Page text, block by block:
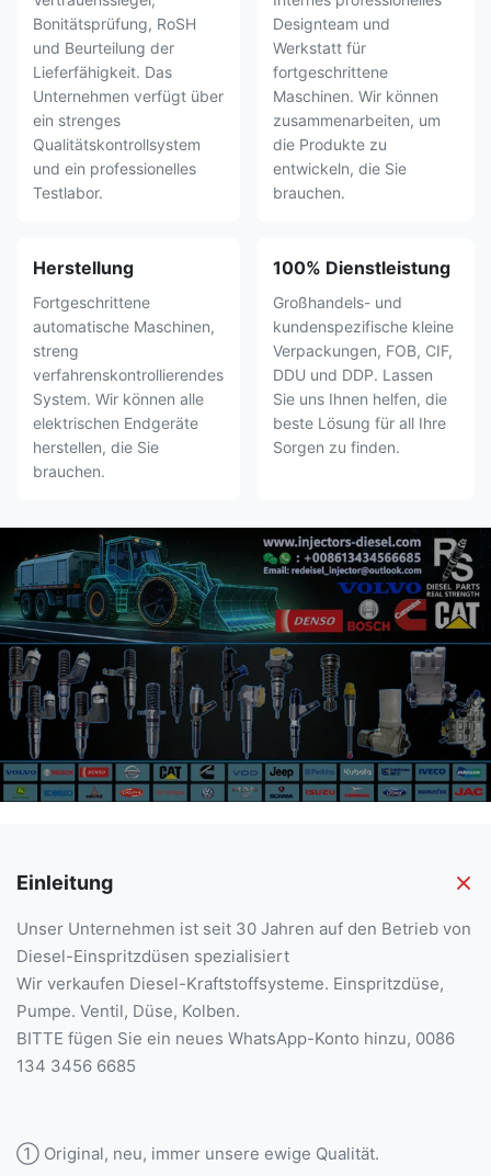
Bonitätsprüfung, RoSH
und Beurteilung der
Lieferfähigkeit. Das
Unternehmen verfügt über
ein strenges
Qualitätskontrollsystem
und ein professionelles
Testlabor.
Designteam und
Werkstatt für
fortgeschrittene
Maschinen. Wir können
zusammenarbeiten, um
die Produkte zu
entwickeln, die Sie
brauchen.
Herstellung
Fortgeschrittene
automatische Maschinen,
streng
verfahrenskontrollierendes
System. Wir können alle
elektrischen Endgeräte
herstellen, die Sie
brauchen.
100% Dienstleistung
Großhandels- und
kundenspezifische kleine
Verpackungen, FOB, CIF,
DDU und DDP. Lassen
Sie uns Ihnen helfen, die
beste Lösung für all Ihre
Sorgen zu finden.
Einleitung
Unser Unternehmen ist seit 30 Jahren auf den Betrieb von
Diesel-Einspritzdüsen spezialisiert
Wir verkaufen Diesel-Kraftstoffsysteme. Einspritzdüse,
Pumpe. Ventil, Düse, Kolben.
BITTE fügen Sie ein neues WhatsApp-Konto hinzu, 0086
134 3456 6685
① Original, neu, immer unsere ewige Qualität.